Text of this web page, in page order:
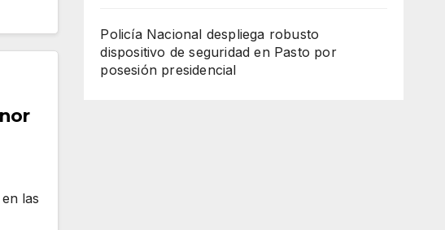
las
Policía Nacional despliega robusto
dispositivo de seguridad en Pasto por
posesión presidencial